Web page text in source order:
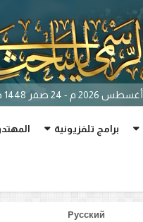
برامج تلفزيونية
Pусский